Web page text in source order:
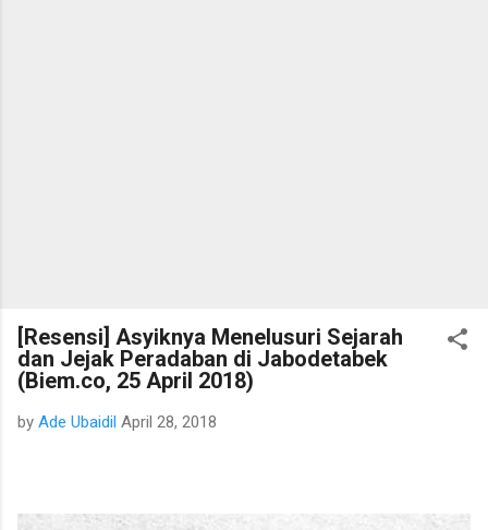
[Resensi] Asyiknya Menelusuri Sejarah
dan Jejak Peradaban di Jabodetabek
(Biem.co, 25 April 2018)
by Ade Ubaidil April 28, 2018